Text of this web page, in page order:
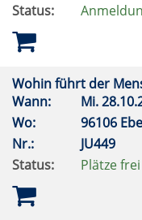
Status:
Wohin führt der
Wann:
Mi.
Wo:
96106
Nr.:
JU449
Status:
Plätze frei